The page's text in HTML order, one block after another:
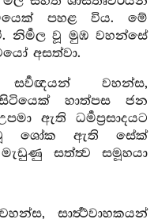
පහළ විය. මේ
නිර්‍මල වූ මුඹ වහන්සේ
අසත්වා.
වහන්ස,
හාත්පස ජන
ඇති ධර්‍මප්‍රසාදයට
ශෝක ඇති සේක්
සත්ත්‍ව සමූහයා
සාර්‍ත්‍ථවාහකයන්